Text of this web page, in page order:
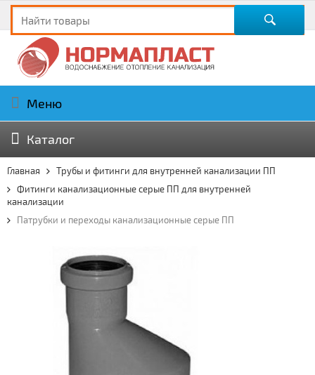
Меню
Каталог
Главная
Трубы и фитинги для внутренней канализации ПП
Фитинги канализационные серые ПП для внутренней
канализации
Патрубки и переходы канализационные серые ПП